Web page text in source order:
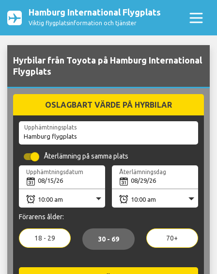
Hamburg International Flygplats
Viktig flygplatsinformation och tjänster
Hyrbilar från Toyota på Hamburg International
Flygplats
OSLAGBART VÄRDE PÅ HYRBILAR
Upphämtningsplats
Återlämning på samma plats
Upphämtningsdatum Återlämningsdag
Förarens ålder:
18 - 29 30 - 69 70+